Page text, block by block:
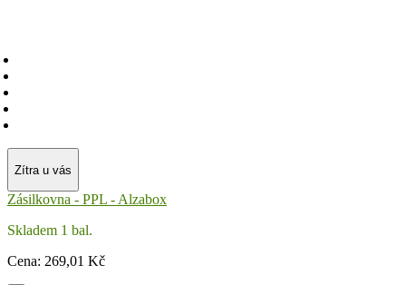
Zítra u vás
Zásilkovna - PPL - Alzabox
Skladem 1 bal.
Cena: 269,01 Kč